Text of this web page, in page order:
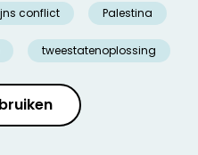
conflict Palestina
tweestatenoplossing